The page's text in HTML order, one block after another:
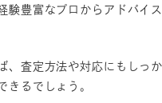
験豊富なプロからアドバイ
、査定方法や対応にもしっ
きるでしょう。